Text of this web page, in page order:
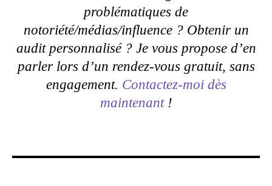
problématiques de
notoriété/médias/influence ? Obtenir un
audit personnalisé ? Je vous propose d’en
parler lors d’un rendez-vous gratuit, sans
engagement. Contactez-moi dès
maintenant!